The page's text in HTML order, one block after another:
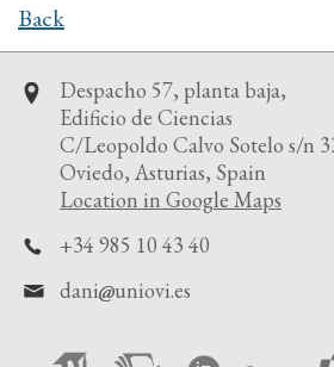
Back
Despacho 57, planta baja,
Edificio de Ciencias
C/Leopoldo Calvo Sotelo s/n
Oviedo, Asturias, Spain
Location in Google Maps
+34 985 10 43 40
dani
uniovi.es